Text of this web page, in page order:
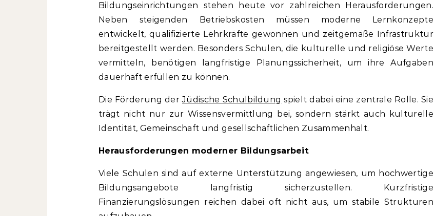
Bildungseinrichtungen stehen heute vor zahlreichen Herausforderungen.
Neben steigenden Betriebskosten müssen moderne Lernkonzepte
entwickelt, qualifizierte Lehrkräfte gewonnen und zeitgemäße Infrastruktur
bereitgestellt werden. Besonders Schulen, die kulturelle und religiöse Werte
vermitteln, benötigen langfristige Planungssicherheit, um ihre Aufgaben
dauerhaft erfüllen zu können.
Die Förderung derJüdische Schulbildung spielt dabei eine zentrale Rolle. Sie
trägt nicht nur zur Wissensvermittlung bei, sondern stärkt auch kulturelle
Identität, Gemeinschaft und gesellschaftlichen Zusammenhalt.
Herausforderungen moderner Bildungsarbeit
Viele Schulen sind auf externe Unterstützung angewiesen, um hochwertige
Bildungsangebote langfristig sicherzustellen. Kurzfristige
Finanzierungslösungen reichen dabei oft nicht aus, um stabile Strukturen